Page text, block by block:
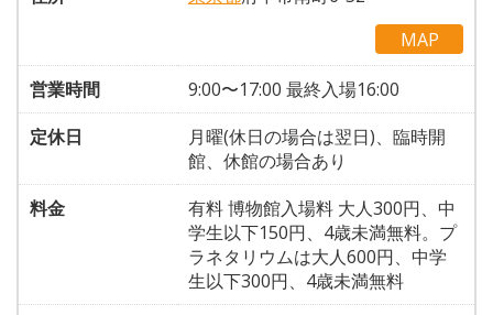
MAP
営業時間
9:00〜17:00 最終入場16:00
定休日
月曜(休日の場合は翌日)、臨時開
館、休館の場合あり
料金
有料 博物館入場料 大人300円、中
学生以下150円、4歳未満無料。プ
ラネタリウムは大人600円、中学
生以下300円、4歳未満無料